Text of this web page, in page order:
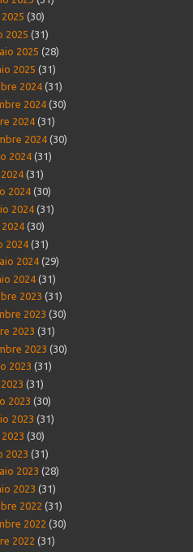
(30)
2025 (31)
2025 (28)
2025 (31)
2024 (31)
2024 (30)
2024 (31)
2024 (30)
2024 (31)
(31)
2024 (30)
2024 (31)
(30)
2024 (31)
2024 (29)
2024 (31)
2023 (31)
2023 (30)
2023 (31)
2023 (30)
2023 (31)
(31)
2023 (30)
2023 (31)
(30)
2023 (31)
2023 (28)
2023 (31)
2022 (31)
2022 (30)
2022 (31)